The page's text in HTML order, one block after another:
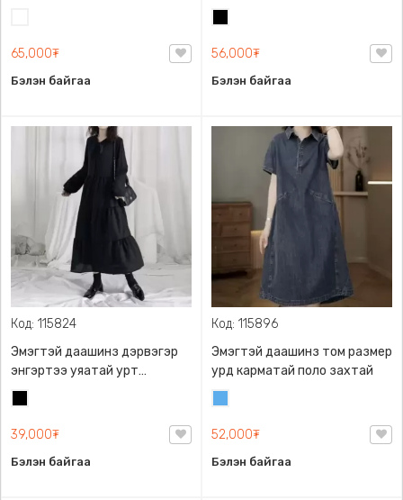
эмжээртэй, S M L.
65,000₮
Бэлэн байгаа
гурвалжин энгэртэй
56,000₮
Бэлэн байгаа
Код: 115824
Эмэгтэй даашинз дэрвэгэр
энгэртээ уяатай урт
ханцуйтай , дэрвэгэр урт
хормойтой
39,000₮
Бэлэн байгаа
Код: 115896
Эмэгтэй даашинз том размер
урд карматай поло захтай
52,000₮
Бэлэн байгаа